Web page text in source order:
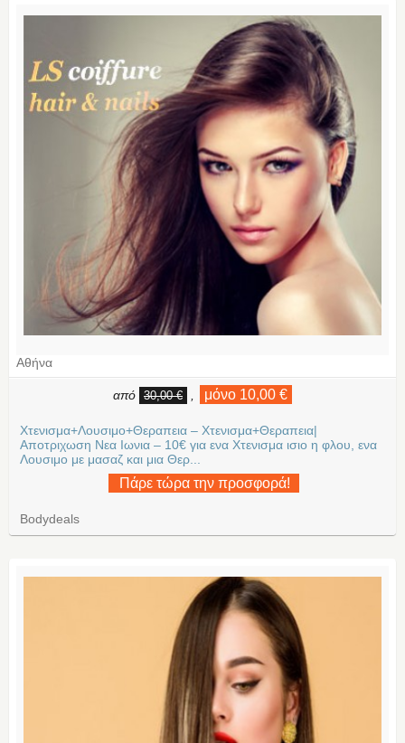
Αθήνα
από 30,00 € μόνο 10,00 €
Χτενισμα+Λουσιμο+Θεραπεια – Χτενισμα+Θεραπεια|
Αποτριχωση Νεα Ιωνια – 10€ για ενα Χτενισμα ισιο η φλου, ενα
Λουσιμο με μασαζ και μια Θερ...
Πάρε τώρα την προσφορά!
Bodydeals